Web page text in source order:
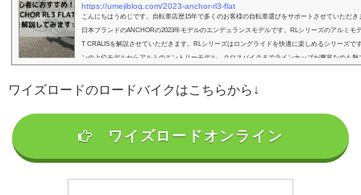
https://umejiblog.com/2023-anchor-rl3-flat
こんにちはうめじです。自転車店歴15年で多くのお客様の自転車選びをサポートさせていただき
日本ブランドのANCHORの2023年モデルのエンデュランスモデルです。RLシリーズのアルミモ
T CRALISを解説させていただきます。RLシリーズはロングライドを快適に楽しめるシリーズで
ンの上位モデルからアルミのエントリーモデル、クロスバイクまでラインナップが豊富なのも魅
ルミフ...
ワイズロードのロードバイクはこちらから↓
ワイズロードオンライン